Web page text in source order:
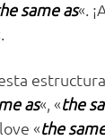
same as«.
as«, «the
«the